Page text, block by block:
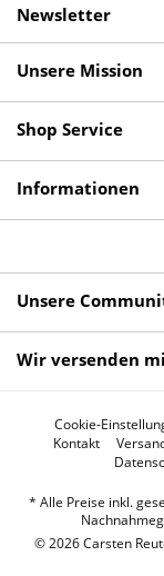
Newsletter
Unsere Mission
Shop Service
Informationen
Unsere
Wir versenden
Cookie-
Kontakt
* Alle Preise inkl.
© 2026 Carsten